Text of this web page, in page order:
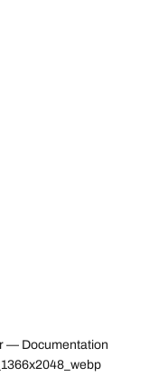
— Documentation